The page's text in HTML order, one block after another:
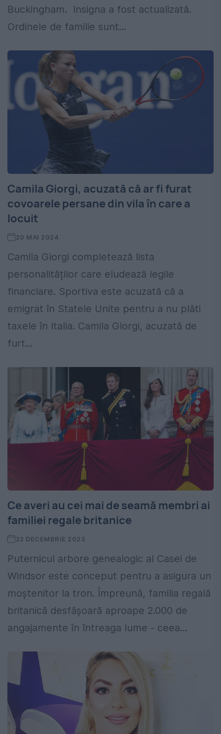
Buckingham. Insigna a fost actualizată.
Ordinele de familie sunt...
Camila Giorgi, acuzată că ar fi furat
covoarele persane din vila în care a
locuit
20 MAI 2024
Camila Giorgi completează lista
personalităților care eludează legile
financiare. Sportiva este acuzată că a
emigrat în Statele Unite pentru a nu plăti
taxele în Italia. Camila Giorgi, acuzată de
furt...
Ce averi au cei mai de seamă membri ai
familiei regale britanice
22 DECEMBRIE 2023
Puternicul arbore genealogic al Casei de
Windsor este conceput pentru a asigura un
moștenitor la tron. Împreună, familia regală
britanică desfășoară aproape 2.000 de
angajamente în întreaga lume - ceea...